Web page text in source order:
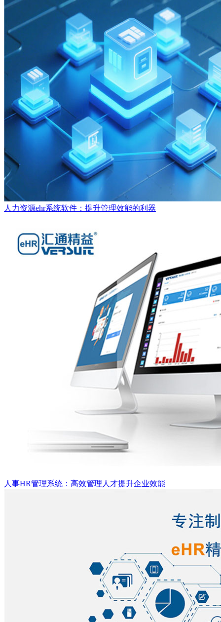
人力资源ehr系统软件：提升管理效能的利器
人事HR管理系统：高效管理人才提升企业效能